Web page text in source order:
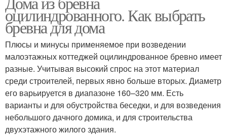
оцилиндрованного. Как выбрать
бревна для дома
Плюсы и минусы применяемое при возведении
малоэтажных коттеджей оцилиндрованное бревно имеет
разные. Учитывая высокий спрос на этот материал
среди строителей, первых явно больше вторых. Диаметр
его варьируется в диапазоне 160–320 мм. Есть
варианты и для обустройства беседки, и для возведения
небольшого дачного домика, и для строительства
двухэтажного жилого здания.